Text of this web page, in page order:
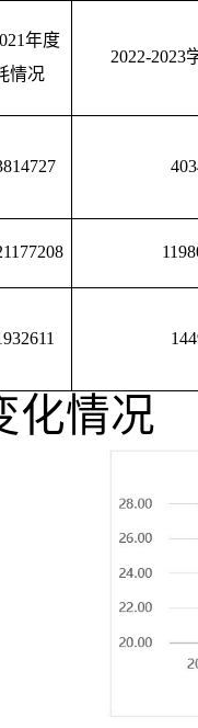
年度
情况
2022-2023
化情况